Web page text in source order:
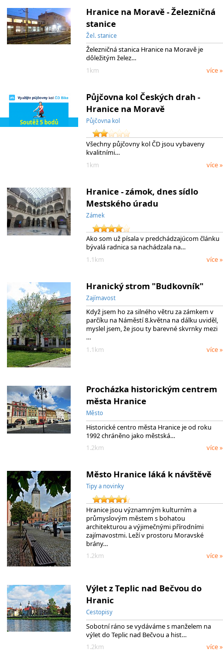
Hranice na Moravě - Železničná
stanice
Žel. stanice
Železničná stanica Hranice na Moravě je
dôležitým želez…
1km
více »
Soutěž 5 bodů
Půjčovna kol Českých drah -
Hranice na Moravě
Půjčovna kol
Všechny půjčovny kol ČD jsou vybaveny
kvalitními…
1km
více »
Hranice - zámok, dnes sídlo
Mestského úradu
Zámek
Ako som už písala v predchádzajúcom článku
bývalá radnica sa nachádzala na…
1.1km
více »
Hranický strom "Budkovník"
Zajímavost
Když jsem ho za silného větru za zámkem v
parčíku na Náměstí 8.května na dálku uviděl,
myslel jsem, že jsou ty barevné skvrnky mezi
…
1.1km
více »
Procházka historickým centrem
města Hranice
Město
Historické centro města Hranice je od roku
1992 chráněno jako městská…
1.2km
více »
Město Hranice láká k návštěvě
Tipy a novinky
Hranice jsou významným kulturním a
průmyslovým městem s bohatou
architekturou a výjimečnými přírodními
zajímavostmi. Leží v prostoru Moravské
brány…
1.2km
více »
Výlet z Teplic nad Bečvou do
Hranic
Cestopisy
Sobotní ráno se vydáváme s manželem na
výlet do Teplic nad Bečvou a hist…
1.2km
více »